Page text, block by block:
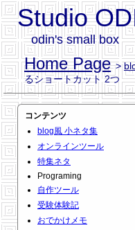
Studio
odin's small box
Home Page >
るショートカット 2つ
コンテンツ
blog風 小ネタ集
オンラインツール
特集ネタ
Programing
自作ツール
受験体験記
おでかけメモ